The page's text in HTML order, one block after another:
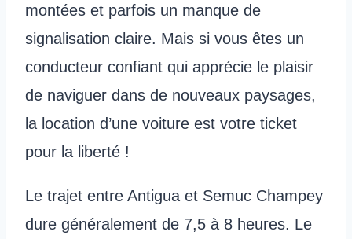
montées et parfois un manque de
signalisation claire. Mais si vous êtes un
conducteur confiant qui apprécie le plaisir
de naviguer dans de nouveaux paysages,
la location d’une voiture est votre ticket
pour la liberté !
Le trajet entre Antigua et Semuc Champey
dure généralement de 7,5 à 8 heures. Le